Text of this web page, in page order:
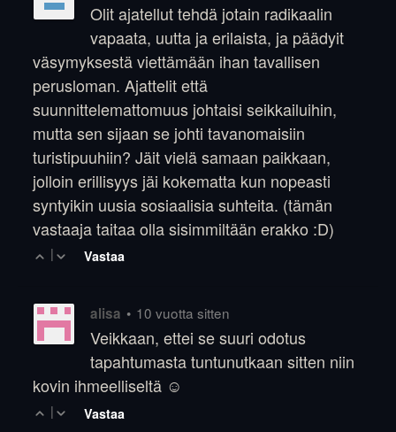
Olit ajatellut tehdä jotain radikaalin
vapaata, uutta ja erilaista, ja päädyit
väsymyksestä viettämään ihan tavallisen
perusloman. Ajattelit että
suunnittelemattomuus johtaisi seikkailuihin,
mutta sen sijaan se johti tavanomaisiin
turistipuuhiin? Jäit vielä samaan paikkaan,
jolloin erillisyys jäi kokematta kun nopeasti
syntyikin uusia sosiaalisia suhteita. (tämän
vastaaja taitaa olla sisimmiltään erakko :D)
| Vastaa
alisa • 10 vuotta sitten
Veikkaan, ettei se suuri odotus
tapahtumasta tuntunutkaan sitten niin
kovin ihmeelliseltä ☺
| Vastaa